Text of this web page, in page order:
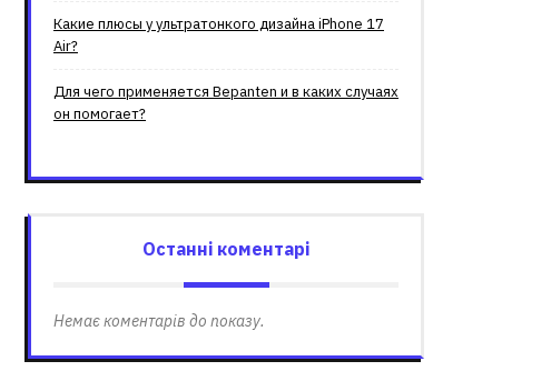
Какие плюсы у ультратонкого дизайна iPhone 17
Air?
Для чего применяется Bepanten и в каких случаях
он помогает?
Останні коментарі
Немає коментарів до показу.